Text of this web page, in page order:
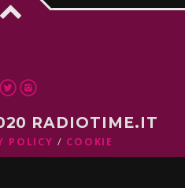
RADIOTIME.IT
POLICY COOKIE